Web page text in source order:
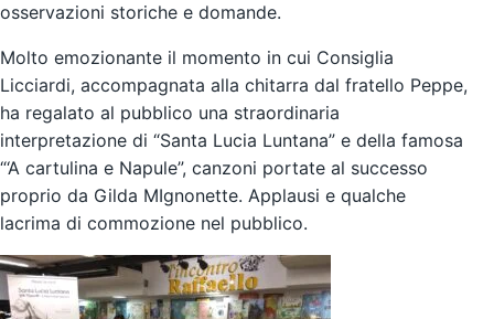
osservazioni storiche e domande.
Molto emozionante il momento in cui Consiglia
Licciardi, accompagnata alla chitarra dal fratello Peppe,
ha regalato al pubblico una straordinaria
interpretazione di “Santa Lucia Luntana” e della famosa
“‘A cartulina e Napule”, canzoni portate al successo
proprio da Gilda MIgnonette. Applausi e qualche
lacrima di commozione nel pubblico.